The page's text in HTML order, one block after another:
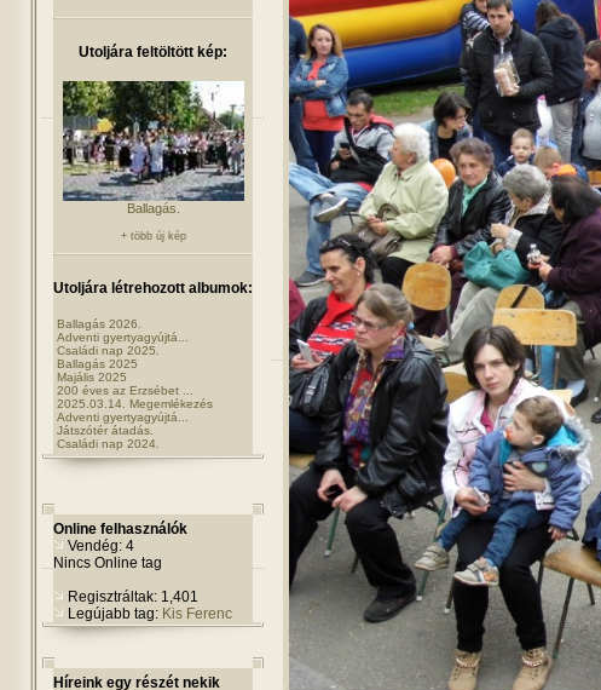
Utoljára feltöltött kép:
Ballagás.
+ több új kép
Utoljára létrehozott albumok:
Ballagás 2026.
Adventi gyertyagyújtá...
Családi nap 2025.
Ballagás 2025
Majális 2025
200 éves az Erzsébet ...
2025.03.14. Megemlékezés
Adventi gyertyagyújtá...
Játszótér átadás.
Családi nap 2024.
Online felhasználók
Vendég: 4
Nincs Online tag
Regisztráltak: 1,401
Legújabb tag: Kis Ferenc
Híreink egy részét nekik